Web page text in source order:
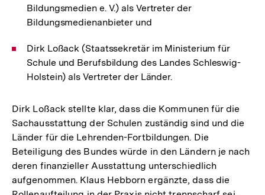
Bildungsmedien e. V.) als Vertreter der
Bildungsmedienanbieter und
Dirk Loßack (Staatssekretär im Ministerium für
Schule und Berufsbildung des Landes Schleswig-
Holstein) als Vertreter der Länder.
Dirk Loßack stellte klar, dass die Kommunen für die
Sachausstattung der Schulen zuständig sind und die
Länder für die Lehrenden-Fortbildungen. Die
Beteiligung des Bundes würde in den Ländern je nach
deren finanzieller Ausstattung unterschiedlich
aufgenommen. Klaus Hebborn ergänzte, dass die